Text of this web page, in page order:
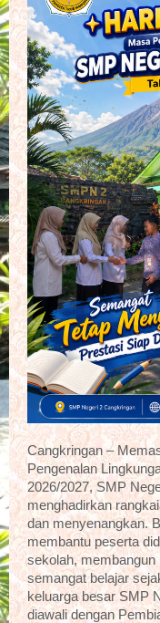
Cangkringan –
Pengenalan
2026/2027, SMP
menghadirkan
dan menyenangkan.
membantu peserta
sekolah,
semangat belajar
keluarga besar SMP
diawali dengan